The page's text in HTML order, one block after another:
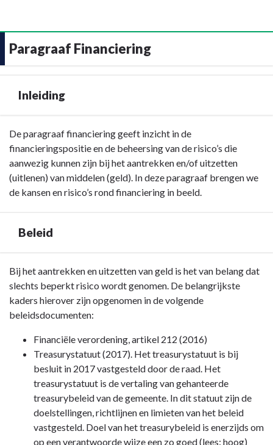
Paragraaf Financiering
Inleiding
Terug
naar
navigatie
Paragraaf
Inleiding
De paragraaf financiering geeft inzicht in de
financieringspositie en de beheersing van de risico’s die
aanwezig kunnen zijn bij het aantrekken en/of uitzetten
(uitlenen) van middelen (geld). In deze paragraaf brengen we
de kansen en risico’s rond financiering in beeld.
Beleid
Terug
naar
navigatie
Financiering
Bij het aantrekken en uitzetten van geld is het van belang dat
slechts beperkt risico wordt genomen. De belangrijkste
kaders hierover zijn opgenomen in de volgende
beleidsdocumenten:
Financiële verordening, artikel 212 (2016)
Treasurystatuut (2017). Het treasurystatuut is bij
besluit in 2017 vastgesteld door de raad. Het
treasurystatuut is de vertaling van gehanteerde
treasurybeleid van de gemeente. In dit statuut zijn de
doelstellingen, richtlijnen en limieten van het beleid
vastgesteld. Doel van het treasurybeleid is enerzijds om
op een verantwoorde wijze een zo goed (lees: hoog)